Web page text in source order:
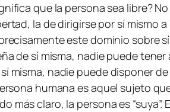
que la persona sea libre?
la de dirigirse por sí mismo
este dominio sobre
de sí misma, nadie puede
misma, nadie puede disponer
humana es aquel sujeto
más claro, la persona es